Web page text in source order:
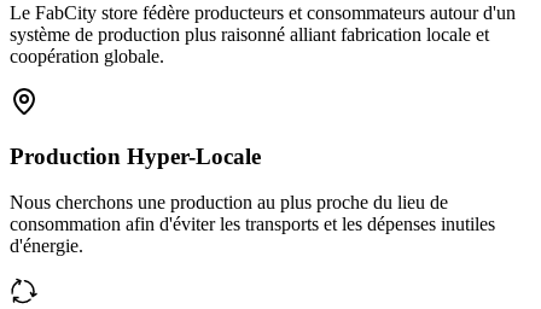
Le FabCity store fédère producteurs et consommateurs autour d'un
système de production plus raisonné alliant fabrication locale et
coopération globale.
Production Hyper-Locale
Nous cherchons une production au plus proche du lieu de
consommation afin d'éviter les transports et les dépenses inutiles
d'énergie.